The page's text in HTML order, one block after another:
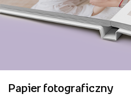
Papier fotograficzny